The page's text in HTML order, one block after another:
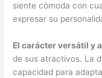
siente cómoda con
expresar su
El carácter versátil y
de sus atractivos. La
capacidad para